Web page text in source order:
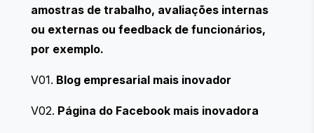
amostras de trabalho, avaliações internas
ou externas ou feedback de funcionários,
por exemplo.
V01. Blog empresarial mais inovador
V02. Página do Facebook mais inovadora